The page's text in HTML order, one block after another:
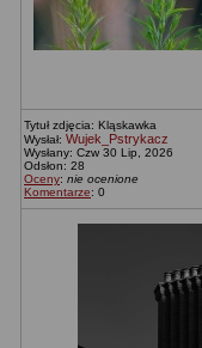
Tytuł zdjęcia: Kląskawka
Wysłał: Wujek_Pstrykacz
Wysłany: Czw 30 Lip, 2026
Odsłon: 28
Oceny: nie ocenione
Komentarze: 0